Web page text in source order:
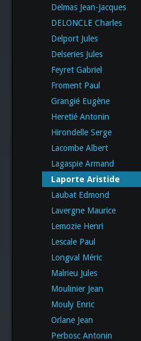
Delmas Jean-Jacques
DELONCLE Charles
Delport Jules
Delseries Jules
Feyret Gabriel
Froment Paul
Grangié Eugène
Heretié Antonin
Hirondelle Serge
Lacombe Albert
Lagaspie Armand
Laporte Aristide
Laubat Edmond
Lavergne Maurice
Lemozie Henri
Lescale Paul
Longval Méric
Malrieu Jules
Moulinier Jean
Mouly Enric
Orlane Jean
Perbosc Antonin